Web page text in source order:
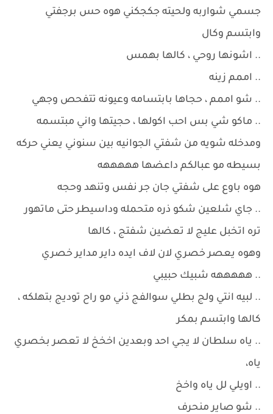
جسمي شواربه ولحيته جكجكني هوه حس برجفتي
وابتسم وكال
.. اشونها روحي ، كالها بهمس
.. اممم زينه
.. شو اممم ، حجاها بابتسامه وعيونه تتفحص وجهي
.. ماكو شي بس احب اكولها ، حجيتها واني مبتسمه
ومدخله شويه من شفتي الجوانيه بين سنوني يعني حركه
بسيطه مو عبالكم داعضها هههههه
هوه باوع على شفتي جان جر نفس وتنهد وحجه
.. جاي شلعين شكو ذره متحمله وداسيطر حتى ماتهور
تره اتخبل عليج لا تعضين شفتج ، كالها
وهوه يعصر خصري لان لاف ايده داير مداير خصري
.. هههههه شبيك حبيبي
.. لبيه انتي ولج بطلي سوالفج ذني مو راح توديج بتهلكه ،
كالها وابتسم بمكر
.. ياه سلطان لا يجي احد وبعدين اخخخ لا تعصر بخصري
ياه،
.. اويلي لل ياه واخخ
.. شو صاير منحرف